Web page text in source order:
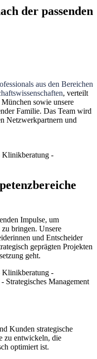
der passenden
aus den Bereichen
, verteilt
sowie unsere
Familie. Das Team wird
Netzwerkpartnern und
Impulse, um
bringen. Unsere
und Entscheider
geprägten Projekten
geht.
Kunden strategische
zu entwickeln, die
optimiert ist.